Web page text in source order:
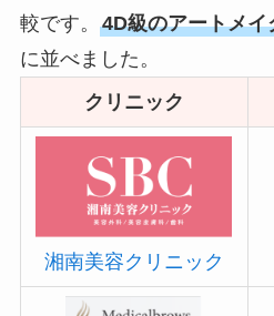
較です。 4D級のアートメ
に並べました。
クリニック
湘南美容クリニック